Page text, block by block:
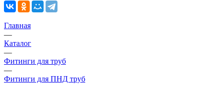
Главная
—
Каталог
—
Фитинги для труб
—
Фитинги для ПНД труб